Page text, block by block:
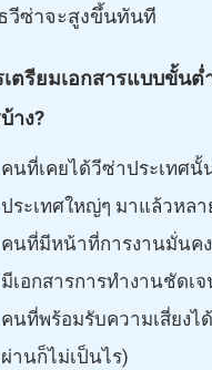
วีซ่าจะสูงขึ้นทันที
เตรียมเอกสารแบบขั้นต่
าง?
คนที่เคยได้วีซ่าประเทศนั้
ประเทศใหญ่ๆ มาแล้วหลา
คนที่มีหน้าที่การงานมั่นค
มีเอกสารการทำงานชัดเจ
คนที่พร้อมรับความเสี่ยงไ
ผ่านก็ไม่เป็นไร)